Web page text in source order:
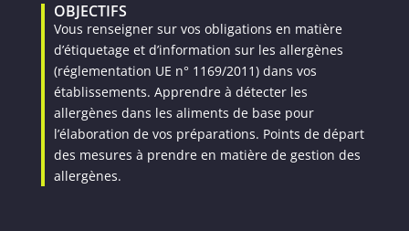
OBJECTIFS
Vous renseigner sur vos obligations en matière
d’étiquetage et d’information sur les allergènes
(réglementation UE n° 1169/2011) dans vos
établissements. Apprendre à détecter les
allergènes dans les aliments de base pour
l’élaboration de vos préparations. Points de départ
des mesures à prendre en matière de gestion des
allergènes.